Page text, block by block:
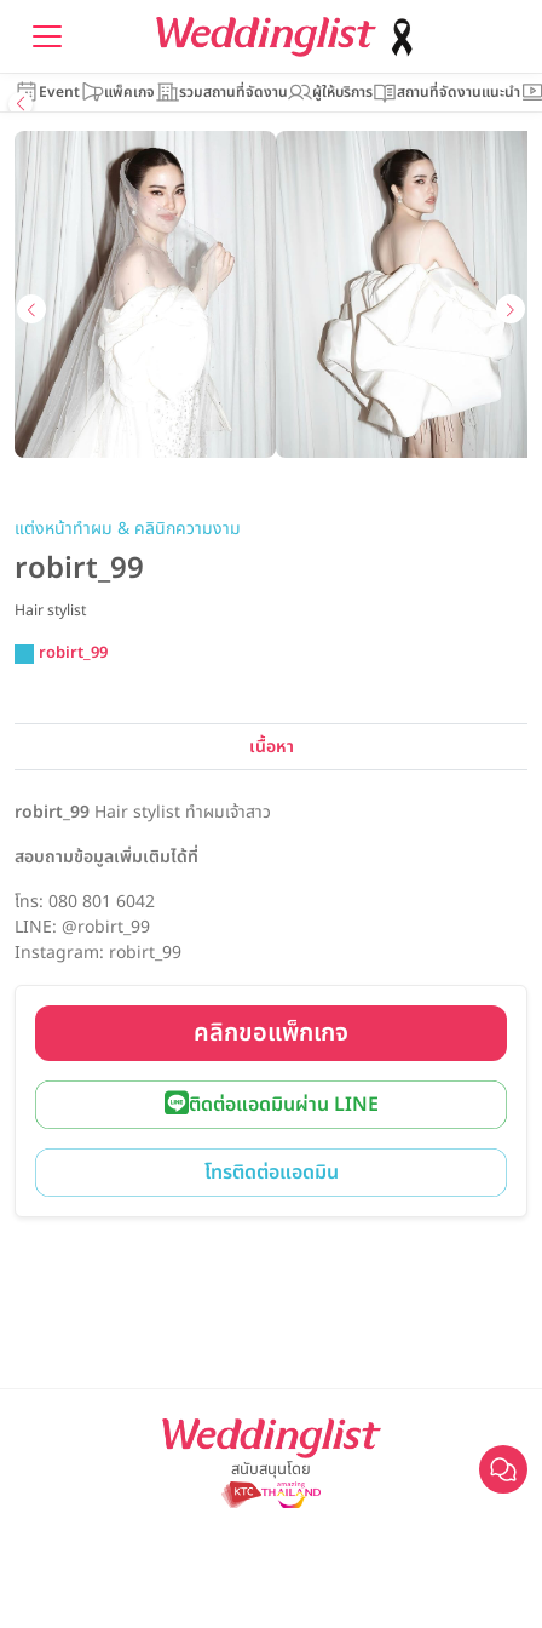
Event แพ็คเกจ รวมสถานที่จัดงาน ผู้ให้บริการ สถานที่จัดงานแนะนำ
แต่งหน้าทำผม & คลินิกความงาม
robirt_99
Hair stylist
robirt_99
เนื้อหา
robirt_99 Hair stylist ทำผมเจ้าสาว
สอบถามข้อมูลเพิ่มเติมได้ที่
โทร: 080 801 6042
LINE: @robirt_99
Instagram: robirt_99
คลิกขอแพ็กเกจ
ติดต่อแอดมินผ่าน LINE
โทรติดต่อแอดมิน
สนับสนุนโดย